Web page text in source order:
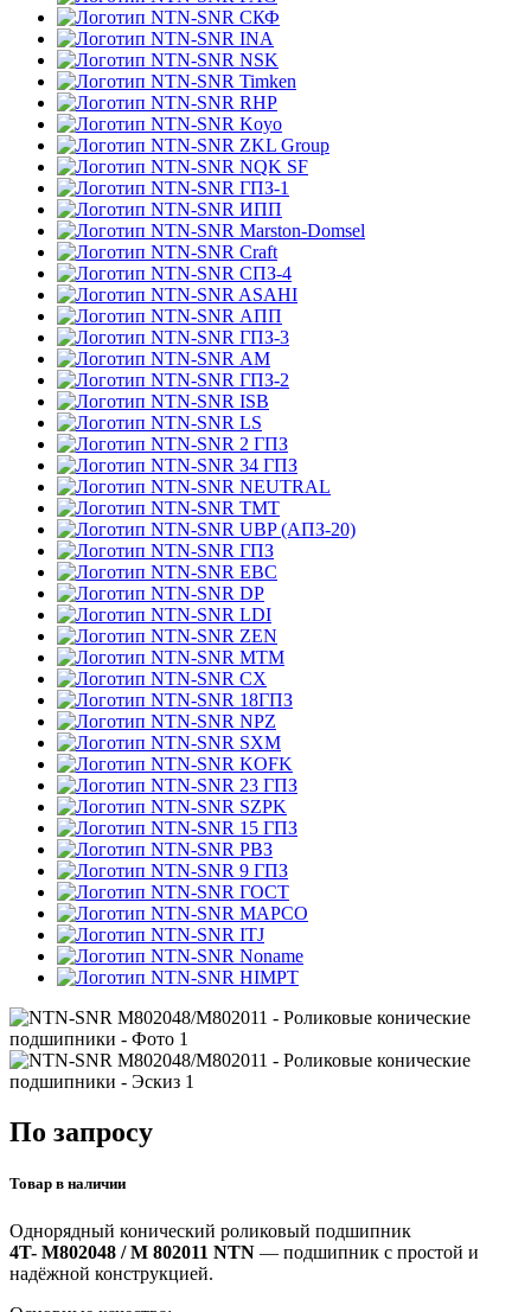
СКФ
INA
NSK
Timken
RHP
Koyo
ZKL Group
NQK SF
ГПЗ-1
ИПП
Marston-Domsel
Craft
СПЗ-4
ASAHI
АПП
ГПЗ-3
АМ
ГПЗ-2
ISB
LS
2 ГПЗ
34 ГПЗ
NEUTRAL
TMT
UBP (АПЗ-20)
ГПЗ
EBC
DP
LDI
ZEN
MTM
CX
18ГПЗ
NPZ
SXM
KOFK
23 ГПЗ
SZPK
15 ГПЗ
РВЗ
9 ГПЗ
ГОСТ
MAPCO
ITJ
Noname
HIMPT
По запросу
Товар в наличии
Однорядный конический роликовый подшипник
4T- M802048 / M 802011 NTN — подшипник с простой и
надёжной конструкцией.